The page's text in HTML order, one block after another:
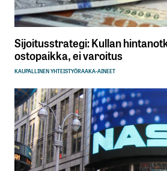
Sijoitusstrategi: Kullan
ostopaikka, ei varoitus
KAUPALLINEN YHTEISTYÖRAAKA-AINEET